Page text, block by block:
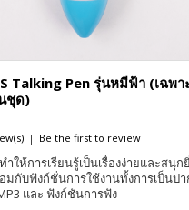
Talking Pen รุ่นหมีฟ้า (เฉพา
ชุด)
| Be the first to review
ให้การเรียนรู้เป็นเรื่องง่ายและสนุก
มกับฟังก์ชั่นการใช้งานทั้งการเป็นป
และ ฟังก์ชันการฟัง